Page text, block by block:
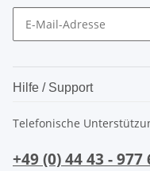
Hilfe / Support
Telefonische
+49 (0) 44 43 - 977